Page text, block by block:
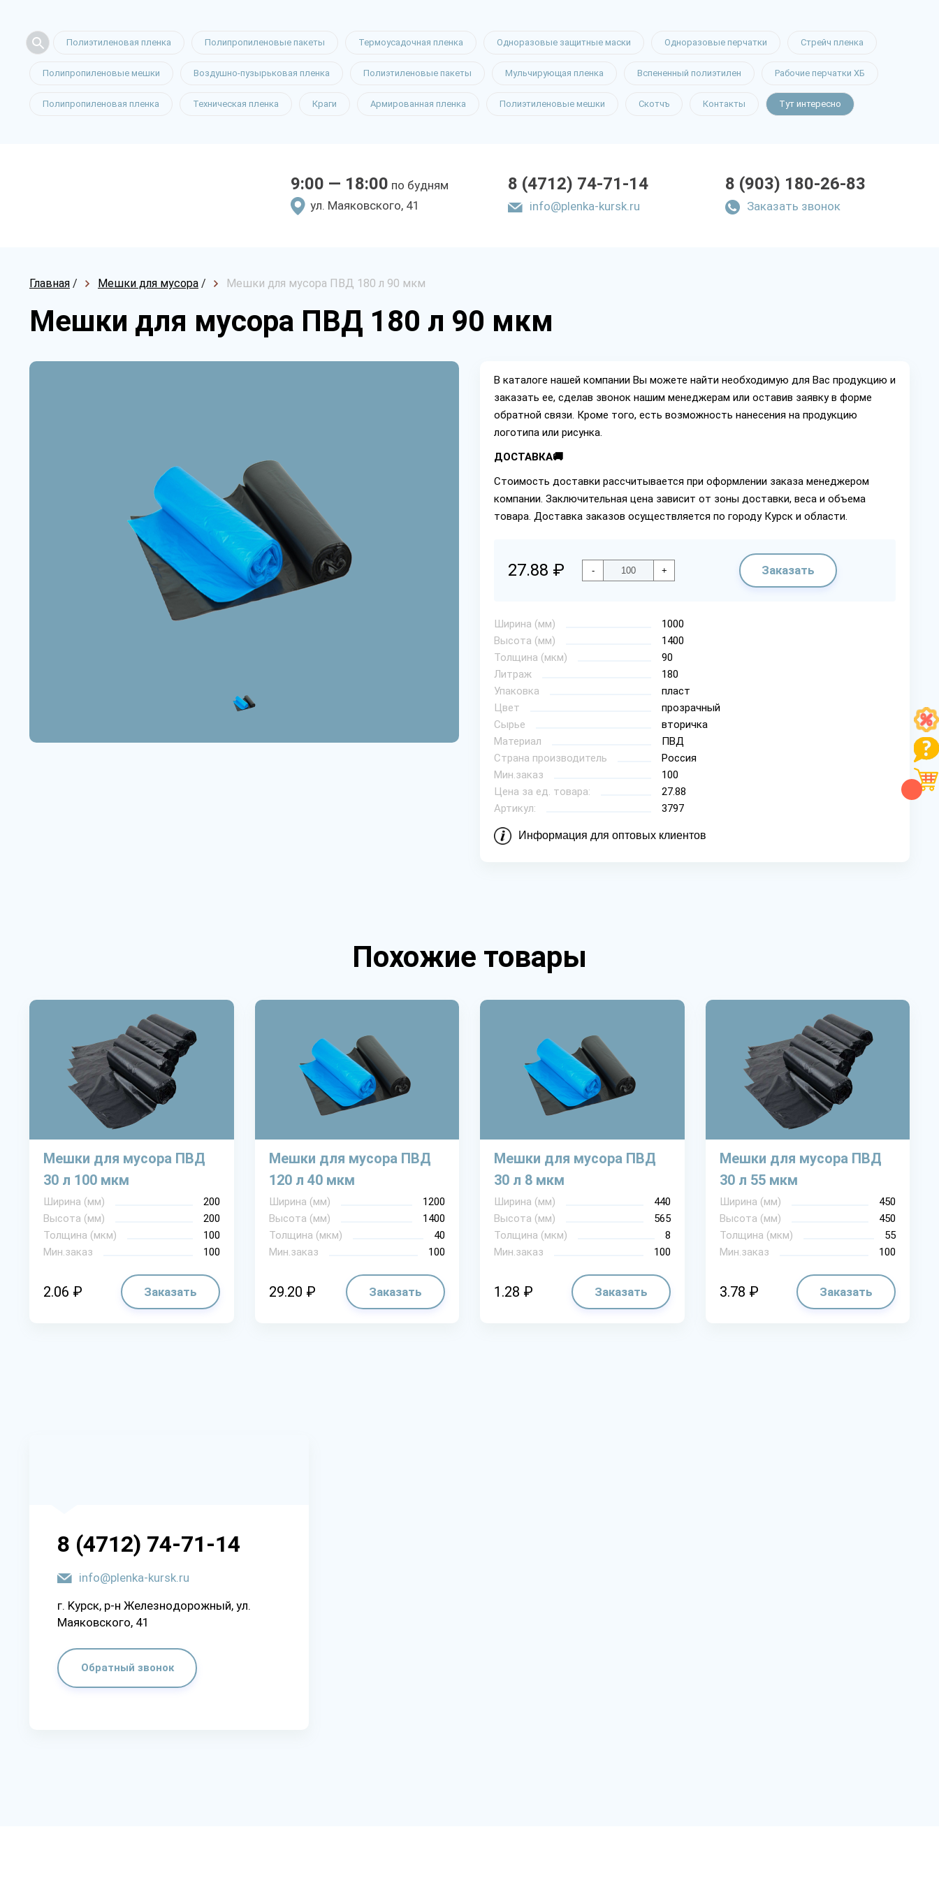
Полиэтиленовая пленка Полипропиленовые пакеты Термоусадочная пленка Одноразовые защитные маски Одноразовые перчатки Стрейч пленка
Полипропиленовые мешки Воздушно-пузырьковая пленка Полиэтиленовые пакеты Мульчирующая пленка Вспененный полиэтилен Рабочие перчатки ХБ
Полипропиленовая пленка Техническая пленка Краги Армированная пленка Полиэтиленовые мешки Скотчъ Контакты Тут интересно
9:00 — 18:00 по будням
yл. Мaякoвcкoгo, 41
8 (4712) 74-71-14
info@plenka-kursk.ru
8 (903) 180-26-83
Заказать звонок
Главная / Мешки для мусора / Мешки для мусора ПВД 180 л 90 мкм
Мешки для мусора ПВД 180 л 90 мкм
В каталоге нашей компании Вы можете найти необходимую для Вас продукцию и
заказать ее, сделав звонок нашим менеджерам или оставив заявку в форме
обратной связи. Кроме того, есть возможность нанесения на продукцию
логотипа или рисунка.
ДОСТАВКА🚚
Стоимость доставки рассчитывается при оформлении заказа менеджером
компании. Заключительная цена зависит от зоны доставки, веса и объема
товара. Доставка заказов осуществляется по городу Курск и области.
27.88 ₽ - + Заказать
Ширина (мм)
1000
Высота (мм)
1400
Толщина (мкм)
90
Литраж
180
Упаковка
пласт
Цвет
прозрачный
Сырье
вторичка
Материал
ПВД
Страна производитель
Россия
Мин.заказ
100
Цена за ед. товара:
27.88
Артикул:
3797
Информация для оптовых клиентов
Похожие товары
Мешки для мусора ПВД
30 л 100 мкм
Ширина (мм)
200
Высота (мм)
200
Толщина (мкм)
100
Мин.заказ
100
2.06 ₽ Заказать
Мешки для мусора ПВД
120 л 40 мкм
Ширина (мм)
1200
Высота (мм)
1400
Толщина (мкм)
40
Мин.заказ
100
29.20 ₽ Заказать
Мешки для мусора ПВД
30 л 8 мкм
Ширина (мм)
440
Высота (мм)
565
Толщина (мкм)
8
Мин.заказ
100
1.28 ₽ Заказать
Мешки для мусора ПВД
30 л 55 мкм
Ширина (мм)
450
Высота (мм)
450
Толщина (мкм)
55
Мин.заказ
100
3.78 ₽ Заказать
8 (4712) 74-71-14
info@plenka-kursk.ru
г. Kypcк, p-н Жeлeзнoдopoжный, yл.
Мaякoвcкoгo, 41
Обратный звонок